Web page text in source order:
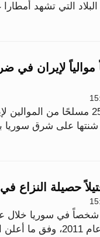
التي تشهد أمطارا
مسلحاً موالياً
قتل ما لا يقل عن 25 مسلحًا
شنتها على شرق سوريا
السو...